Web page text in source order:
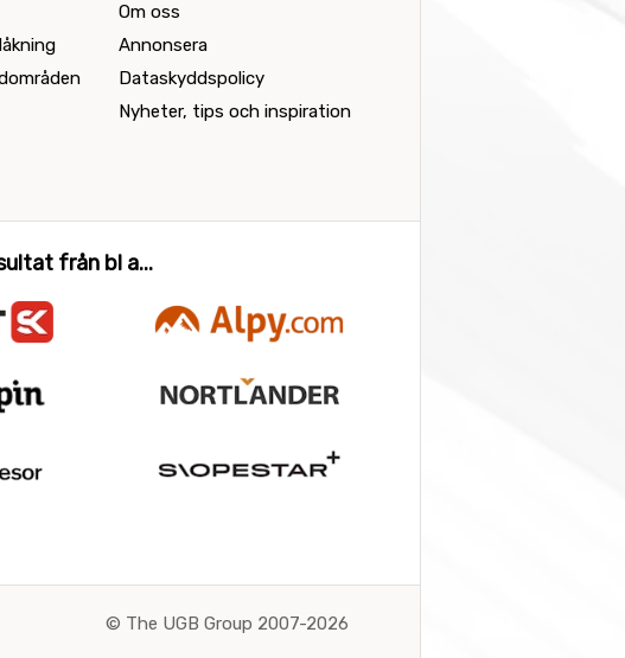
Om oss
Annonsera
Dataskyddspolicy
Nyheter, tips och inspiration
från bl a...
© The UGB Group 2007-2026